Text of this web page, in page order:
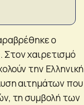
ο
χαιρετισμό
την Ελληνική
αιτημάτων που
τη συμβολή των